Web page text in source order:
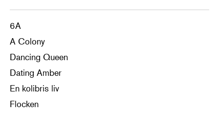
6A
A Colony
Dancing Queen
Dating Amber
En kolibris liv
Flocken